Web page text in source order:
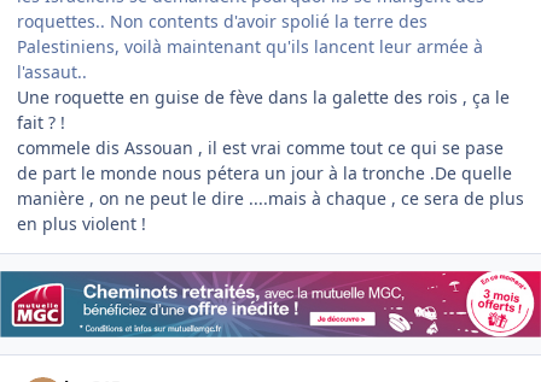
roquettes.. Non contents d'avoir spolié la terre des
Palestiniens, voilà maintenant qu'ils lancent leur armée à
l'assaut..
Une roquette en guise de fève dans la galette des rois , ça le
fait ? !
commele dis Assouan , il est vrai comme tout ce qui se pase
de part le monde nous pétera un jour à la tronche .De quelle
manière , on ne peut le dire ....mais à chaque , ce sera de plus
en plus violent !